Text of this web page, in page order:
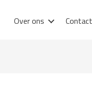
Over ons Contact